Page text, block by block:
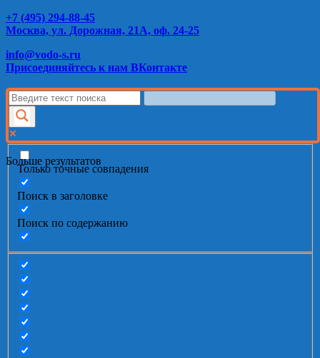
+7 (495) 294-88-45
Москва, ул. Дорожная, 21А, оф. 24-25
info@vodo-s.ru
Присоединяйтесь к нам ВКонтакте
Больше результатов
Только точные совпадения
Поиск в заголовке
Поиск по содержанию